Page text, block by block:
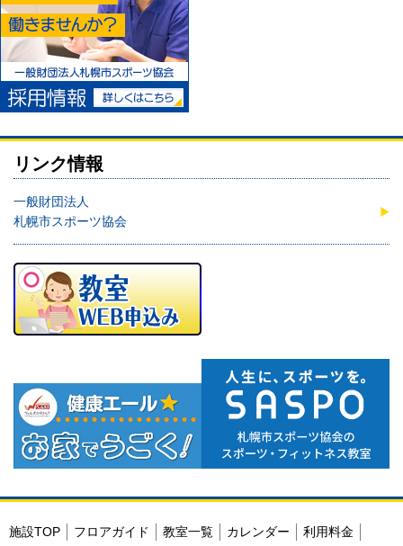
リンク情報
一般財団法人
札幌市スポーツ協会
施設TOP フロアガイド 教室一覧 カレンダー 利用料金